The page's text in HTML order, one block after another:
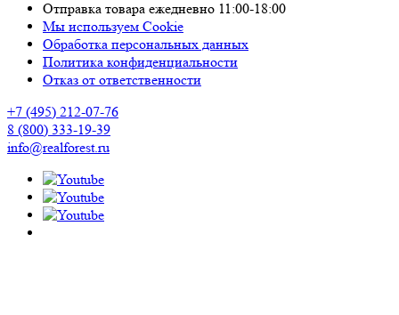
Отправка товара ежедневно 11:00-18:00
Мы используем Cookie
Обработка персональных данных
Политика конфиденциальности
Отказ от ответственности
+7 (495) 212-07-76
8 (800) 333-19-39
info@realforest.ru